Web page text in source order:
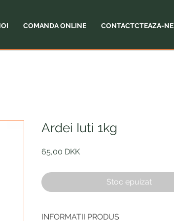
COMANDA ONLINE CONTACTCTEAZA-NE
Ardei Iuti 1kg
65,00 DKKPreț
Stoc epuizat
INFORMATII PRODUS